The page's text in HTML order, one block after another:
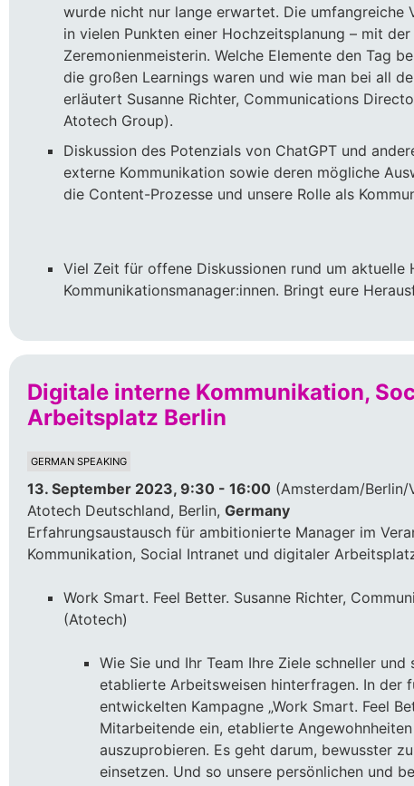
wurde nicht nur lange erwartet. Die umfangreiche
in vielen Punkten einer Hochzeitsplanung – mit
Zeremonienmeisterin. Welche Elemente den Tag
die großen Learnings waren und wie man bei all
erläutert Susanne Richter, Communications
Atotech Group).
Diskussion des Potenzials von ChatGPT und
externe Kommunikation sowie deren mögliche
die Content-Prozesse und unsere Rolle als
Viel Zeit für offene Diskussionen rund um aktuelle
Kommunikationsmanager:innen. Bringt eure
Digitale interne Kommunikation,
Arbeitsplatz Berlin
GERMAN SPEAKING
13. September 2023, 9:30 - 16:00 (Amsterdam/Berlin/
Atotech Deutschland, Berlin, Germany
Erfahrungsaustausch für ambitionierte Manager im
Kommunikation, Social Intranet und digitaler
Work Smart. Feel Better. Susanne Richter,
(Atotech)
Wie Sie und Ihr Team Ihre Ziele schneller
etablierte Arbeitsweisen hinterfragen. In der
entwickelten Kampagne „Work Smart. Feel
Mitarbeitende ein, etablierte
auszuprobieren. Es geht darum, bewusster
einsetzen. Und so unsere persönlichen und